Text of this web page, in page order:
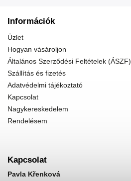
Információk
Üzlet
Hogyan vásároljon
Általános Szerződési Feltételek (ÁSZF)
Szállítás és fizetés
Adatvédelmi tájékoztató
Kapcsolat
Nagykereskedelem
Rendelésem
Kapcsolat
Pavla Křenková